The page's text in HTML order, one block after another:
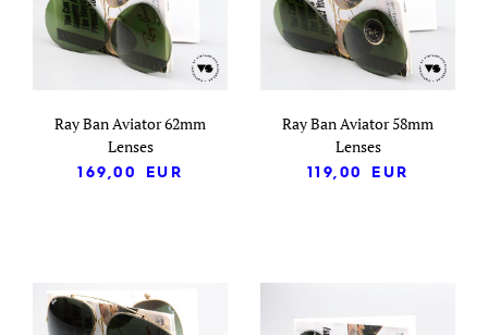
Ray Ban Aviator 62mm
Lenses
169,00
EUR
Ray Ban Aviator 58mm
Lenses
119,00
EUR